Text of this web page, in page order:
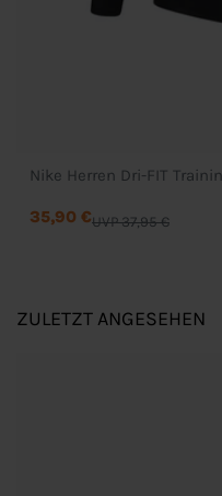
Nike Herren Dri-FIT
UVP 37,95 €
35,90 €
ZULETZT ANGESEHEN